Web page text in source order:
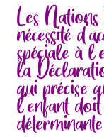
Les
nécessité
spéciale à
la
qui précise
l’enfant